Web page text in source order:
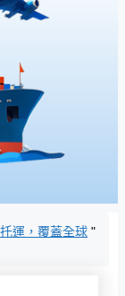
運，覆蓋全球 "